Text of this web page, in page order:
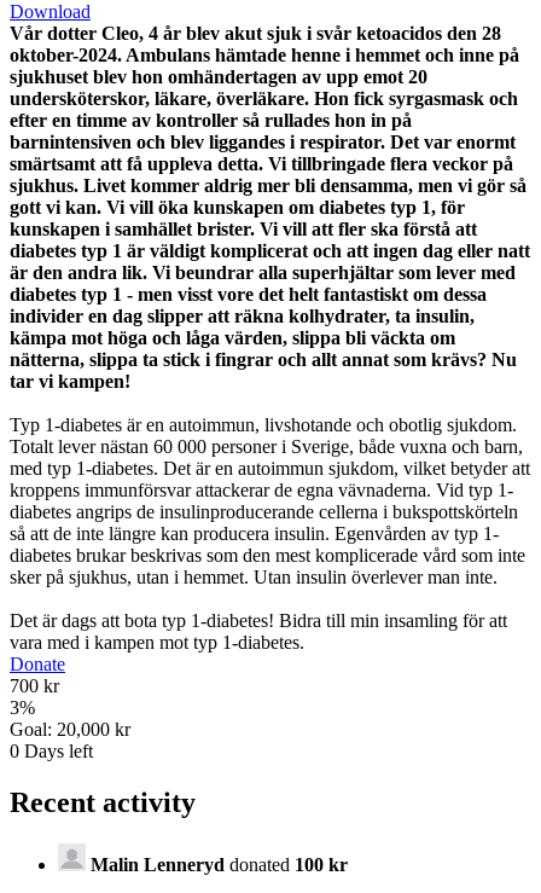
Download
Vår dotter Cleo, 4 år blev akut sjuk i svår ketoacidos den 28
oktober-2024. Ambulans hämtade henne i hemmet och inne på
sjukhuset blev hon omhändertagen av upp emot 20
undersköterskor, läkare, överläkare. Hon fick syrgasmask och
efter en timme av kontroller så rullades hon in på
barnintensiven och blev liggandes i respirator. Det var enormt
smärtsamt att få uppleva detta. Vi tillbringade flera veckor på
sjukhus. Livet kommer aldrig mer bli densamma, men vi gör så
gott vi kan. Vi vill öka kunskapen om diabetes typ 1, för
kunskapen i samhället brister. Vi vill att fler ska förstå att
diabetes typ 1 är väldigt komplicerat och att ingen dag eller natt
är den andra lik. Vi beundrar alla superhjältar som lever med
diabetes typ 1 - men visst vore det helt fantastiskt om dessa
individer en dag slipper att räkna kolhydrater, ta insulin,
kämpa mot höga och låga värden, slippa bli väckta om
nätterna, slippa ta stick i fingrar och allt annat som krävs? Nu
tar vi kampen!
Typ 1-diabetes är en autoimmun, livshotande och obotlig sjukdom.
Totalt lever nästan 60 000 personer i Sverige, både vuxna och barn,
med typ 1-diabetes. Det är en autoimmun sjukdom, vilket betyder att
kroppens immunförsvar attackerar de egna vävnaderna. Vid typ 1-
diabetes angrips de insulinproducerande cellerna i bukspottskörteln
så att de inte längre kan producera insulin. Egenvården av typ 1-
diabetes brukar beskrivas som den mest komplicerade vård som inte
sker på sjukhus, utan i hemmet. Utan insulin överlever man inte.
Det är dags att bota typ 1-diabetes! Bidra till min insamling för att
vara med i kampen mot typ 1-diabetes.
Donate
700 kr
3%
Goal: 20,000 kr
0 Days left
Recent activity
Malin Lenneryd donated 100 kr